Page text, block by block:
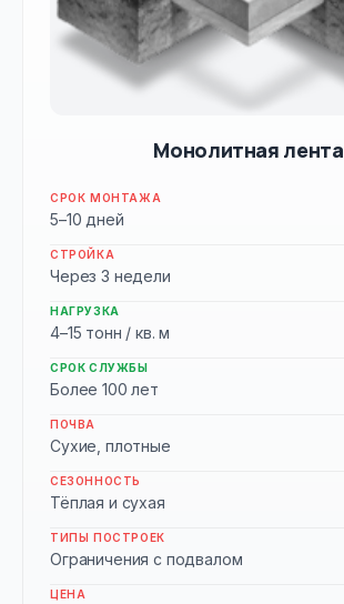
Монолитная лента
СРОК МОНТАЖА
5–10 дней
СТРОЙКА
Через 3 недели
НАГРУЗКА
4–15 тонн / кв. м
СРОК СЛУЖБЫ
Более 100 лет
ПОЧВА
Сухие, плотные
СЕЗОННОСТЬ
Тёплая и сухая
ТИПЫ ПОСТРОЕК
Ограничения с подвалом
ЦЕНА